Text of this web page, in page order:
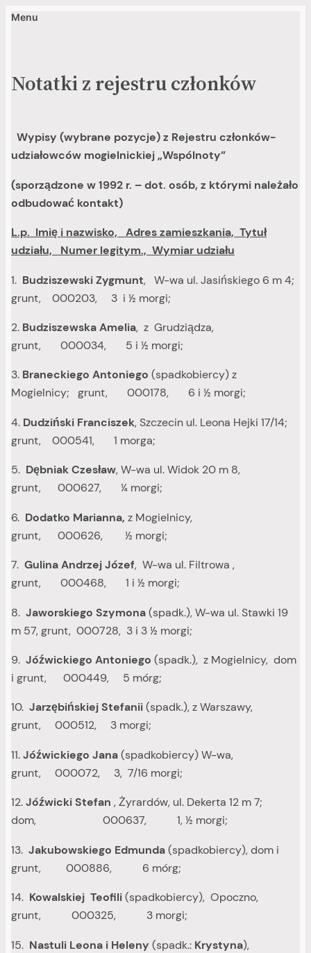
Przejdź
Menu
Notatki z rejestru członków
Wypisy (wybrane pozycje) z Rejestru członków-
udziałowców mogielnickiej „Wspólnoty”
(sporządzone w 1992 r. – dot. osób, z którymi należało
odbudować kontakt)
L.p. Imię i nazwisko, Adres zamieszkania, Tytuł
udziału, Numer legitym., Wymiar udziału
1. Budziszewski Zygmunt, W-wa ul. Jasińskiego 6 m 4;
grunt, 000203, 3 i ½ morgi;
2. Budziszewska Amelia, z Grudziądza,
grunt, 000034, 5 i ½ morgi;
3. Braneckiego Antoniego (spadkobiercy) z
Mogielnicy; grunt, 000178, 6 i ½ morgi;
4. Dudziński Franciszek, Szczecin ul. Leona Hejki 17/14;
grunt, 000541, 1 morga;
5. Dębniak Czesław, W-wa ul. Widok 20 m 8,
grunt, 000627, ¼ morgi;
6. Dodatko Marianna, z Mogielnicy,
grunt, 000626, ½ morgi;
7. Gulina Andrzej Józef, W-wa ul. Filtrowa ,
grunt, 000468, 1 i ½ morgi;
8. Jaworskiego Szymona(spadk.), W-wa ul. Stawki 19
m 57, grunt, 000728, 3 i 3 ½ morgi;
9. Jóźwickiego Antoniego (spadk.), z Mogielnicy, dom
i grunt, 000449, 5 mórg;
10. Jarzębińskiej Stefanii(spadk.), z Warszawy,
grunt, 000512, 3 morgi;
11.Jóźwickiego Jana(spadkobiercy) W-wa,
grunt, 000072, 3, 7/16 morgi;
12.Jóźwicki Stefan , Żyrardów, ul. Dekerta 12 m 7;
dom, 000637, 1, ½ morgi;
13. Jakubowskiego Edmunda(spadkobiercy), dom i
grunt, 000886, 6 mórg;
14. Kowalskiej Teofili(spadkobiercy), Opoczno,
grunt, 000325, 3 morgi;
15. Nastuli Leona i Heleny (spadk.: Krystyna),